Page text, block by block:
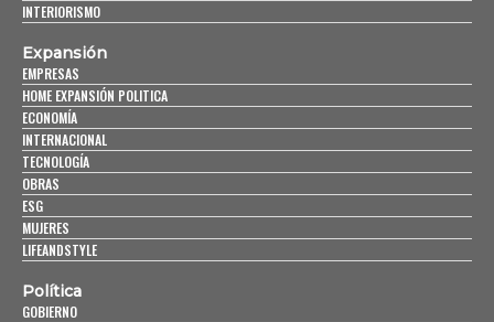
INTERIORISMO
Expansión
EMPRESAS
HOME EXPANSIÓN POLITICA
ECONOMÍA
INTERNACIONAL
TECNOLOGÍA
OBRAS
ESG
MUJERES
LIFEANDSTYLE
Política
GOBIERNO